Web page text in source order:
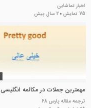
اسلامی
اخبار تماشایی
75 نمایش
2 سال پیش
مهمترین جملات در مکالمه انگلیسی
ترجمه مقاله پارس 68